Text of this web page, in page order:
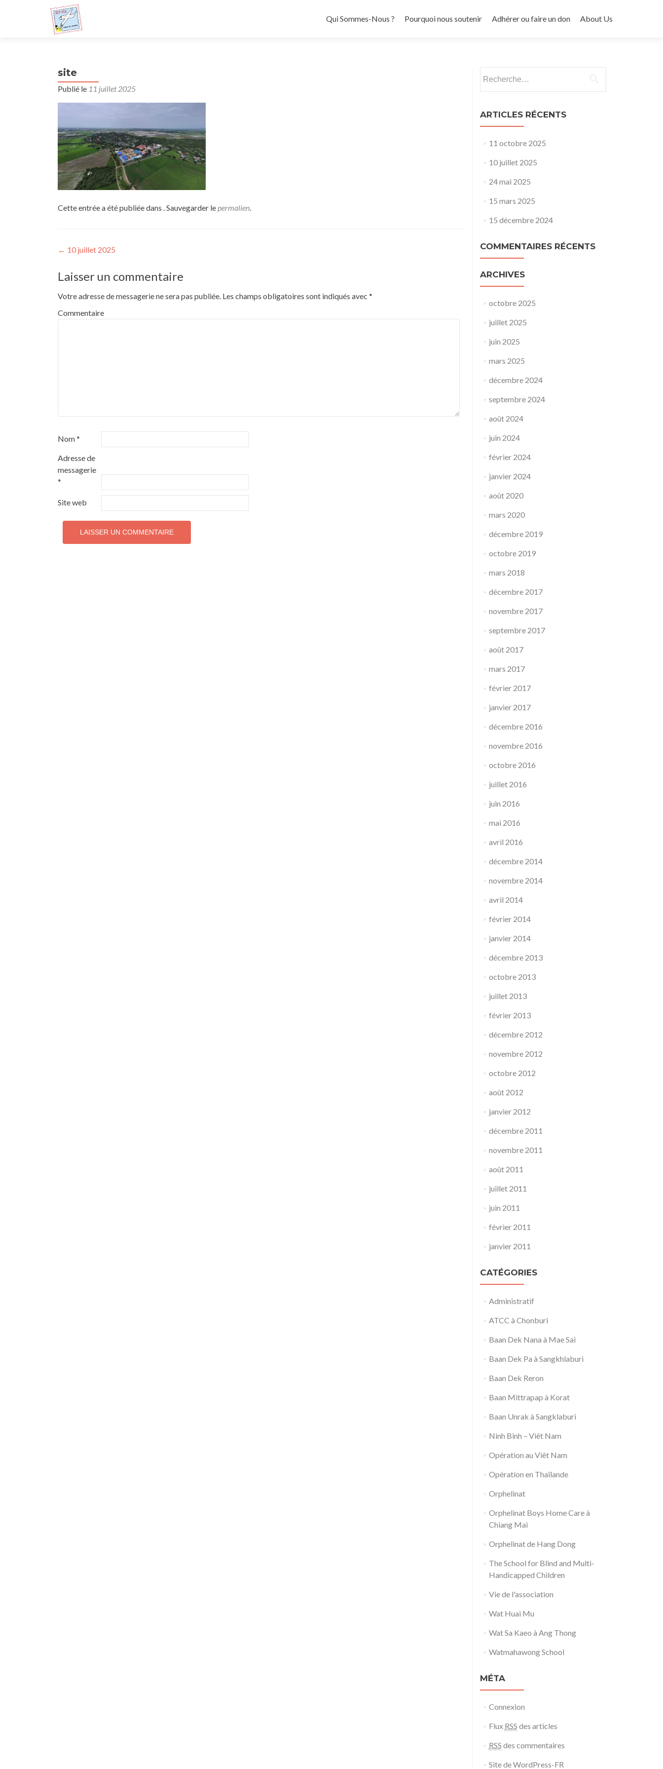
Qui Sommes-Nous ?
Pourquoi nous soutenir Adhérer ou faire un don About Us
site
Publié le 11 juillet 2025
Cette entrée a été publiée dans . Sauvegarder lepermalien.
Navigation de l’article
← 10 juillet 2025
Laisser un commentaire
Votre adresse de messagerie ne sera pas publiée. Les champs obligatoires sont indiqués avec *
Commentaire
Nom*
Adresse de
messagerie
*
Site web
ARTICLES RÉCENTS
11 octobre 2025
10 juillet 2025
24 mai 2025
15 mars 2025
15 décembre 2024
COMMENTAIRES RÉCENTS
ARCHIVES
octobre 2025
juillet 2025
juin 2025
mars 2025
décembre 2024
septembre 2024
août 2024
juin 2024
février 2024
janvier 2024
août 2020
mars 2020
décembre 2019
octobre 2019
mars 2018
décembre 2017
novembre 2017
septembre 2017
août 2017
mars 2017
février 2017
janvier 2017
décembre 2016
novembre 2016
octobre 2016
juillet 2016
juin 2016
mai 2016
avril 2016
décembre 2014
novembre 2014
avril 2014
février 2014
janvier 2014
décembre 2013
octobre 2013
juillet 2013
février 2013
décembre 2012
novembre 2012
octobre 2012
août 2012
janvier 2012
décembre 2011
novembre 2011
août 2011
juillet 2011
juin 2011
février 2011
janvier 2011
CATÉGORIES
Administratif
ATCC à Chonburi
Baan Dek Nana à Mae Sai
Baan Dek Pa à Sangkhlaburi
Baan Dek Reron
Baan Mittrapap à Korat
Baan Unrak à Sangklaburi
Ninh Binh – Viêt Nam
Opération au Viêt Nam
Opération en Thaïlande
Orphelinat
Orphelinat Boys Home Care à
Chiang Mai
Orphelinat de Hang Dong
The School for Blind and Multi-
Handicapped Children
Vie de l'association
Wat Huai Mu
Wat Sa Kaeo à Ang Thong
Watmahawong School
MÉTA
Connexion
Flux RSS des articles
RSS des commentaires
Site de WordPress-FR